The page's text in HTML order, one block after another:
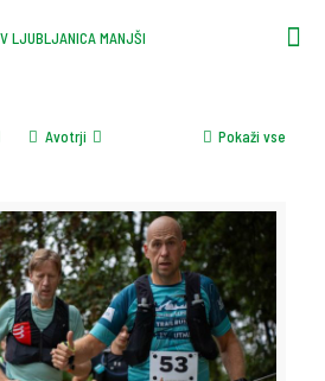
Avotrji Pokaži vse